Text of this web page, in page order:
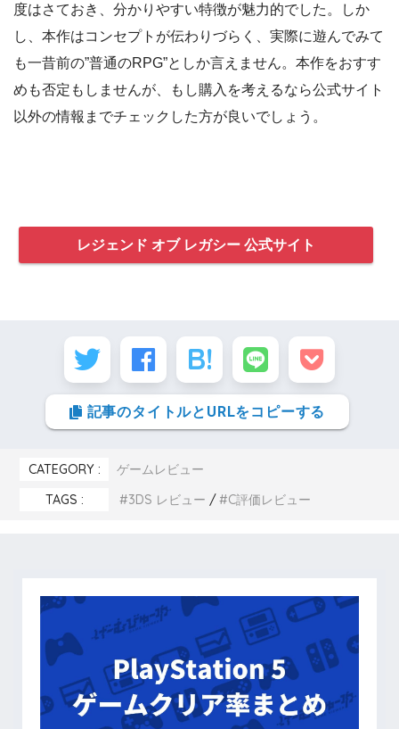
度はさておき、分かりやすい特徴が魅力的でした。しか
し、本作はコンセプトが伝わりづらく、実際に遊んでみて
も一昔前の”普通のRPG”としか言えません。本作をおすす
めも否定もしませんが、もし購入を考えるなら公式サイト
以外の情報までチェックした方が良いでしょう。
レジェンド オブ レガシー 公式サイト
記事のタイトルとURLをコピーする
CATEGORY :
ゲームレビュー
TAGS :
3DS レビュー C評価レビュー